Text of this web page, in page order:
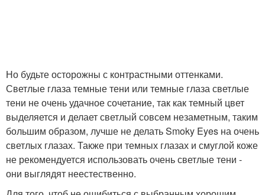
Но будьте осторожны с контрастными оттенками.
Светлые глаза темные тени или темные глаза светлые
тени не очень удачное сочетание, так как темный цвет
выделяется и делает светлый совсем незаметным, таким
большим образом, лучше не делать Smoky Eyes на очень
светлых глазах. Также при темных глазах и смуглой коже
не рекомендуется использовать очень светлые тени -
они выглядят неестественно.